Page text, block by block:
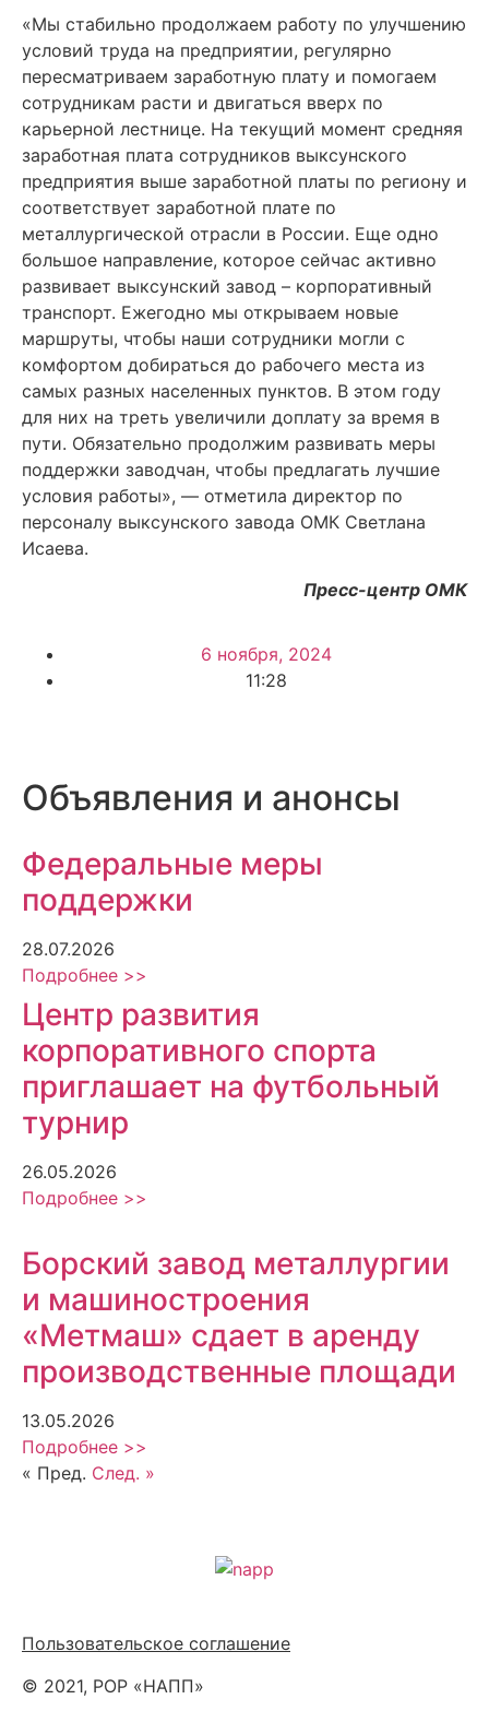
«Мы стабильно продолжаем работу по улучшению
условий труда на предприятии, регулярно
пересматриваем заработную плату и помогаем
сотрудникам расти и двигаться вверх по
карьерной лестнице. На текущий момент средняя
заработная плата сотрудников выксунского
предприятия выше заработной платы по региону и
соответствует заработной плате по
металлургической отрасли в России. Еще одно
большое направление, которое сейчас активно
развивает выксунский завод – корпоративный
транспорт. Ежегодно мы открываем новые
маршруты, чтобы наши сотрудники могли с
комфортом добираться до рабочего места из
самых разных населенных пунктов. В этом году
для них на треть увеличили доплату за время в
пути. Обязательно продолжим развивать меры
поддержки заводчан, чтобы предлагать лучшие
условия работы», — отметила директор по
персоналу выксунского завода ОМК Светлана
Исаева.
Пресс-центр ОМК
6 ноября, 2024
11:28
Объявления и анонсы
Федеральные меры
поддержки
28.07.2026
Подробнее >>
Центр развития
корпоративного спорта
приглашает на футбольный
турнир
26.05.2026
Подробнее >>
Борский завод металлургии
и машиностроения
«Метмаш» сдает в аренду
производственные площади
13.05.2026
Подробнее >>
« Пред. След. »
Пользовательское соглашение
© 2021, РОР «НАПП»